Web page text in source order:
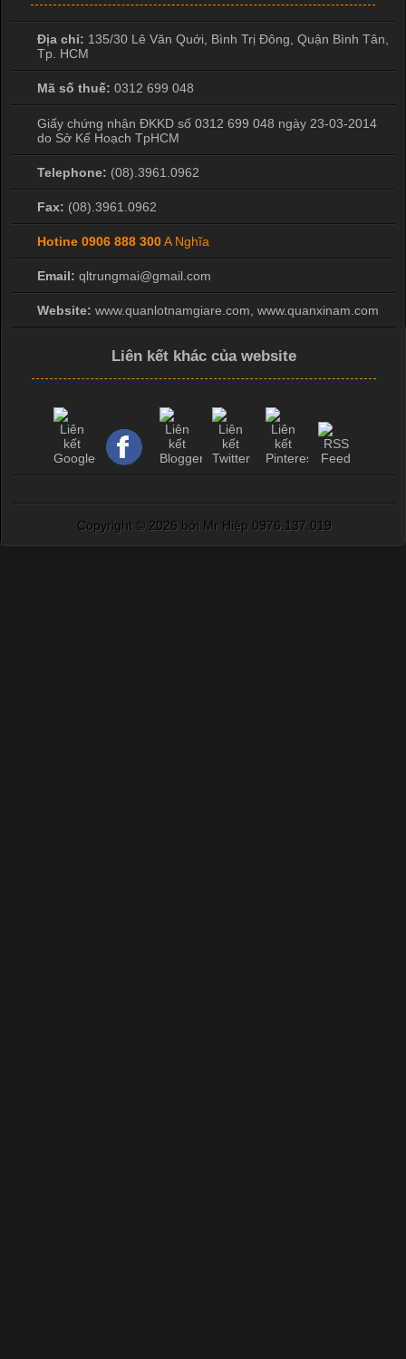
Địa chỉ: 135/30 Lê Văn Quới, Bình Trị Đông Quận Bình Tân
Tp. HCM
Mã số thuế: 0312 699 048
Giấy chứng nhận ĐKKD số 0312 699 048 ngày 23-03-2014
do Sở Kế Hoạch TpHCM
Telephone: (08).3961.0962
Fax: (08).3961.0962
Hotine 0906 888 300A Nghĩa
Email: qltrungmai@gmail.com
Website: www.quanlotnamgiare.com, www.quanxinam.com
Liên kết khác của website
Copyright © 2026 bởi Mr Hiệp 0976.137.019